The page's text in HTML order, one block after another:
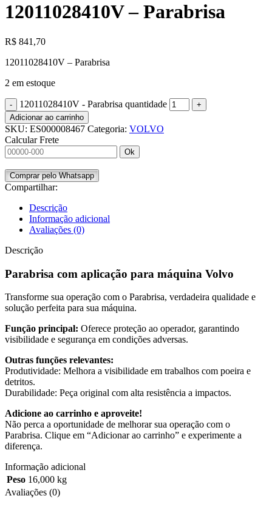
12011028410V – Parabrisa
R$ 841,70
12011028410V – Parabrisa
2 em estoque
12011028410V - Parabrisa quantidade
Adicionar ao carrinho
SKU: ES000008467 Categoria: VOLVO
Calcular Frete
Ok
Comprar pelo Whatsapp
Compartilhar:
Descrição
Informação adicional
Avaliações (0)
Descrição
Parabrisa com aplicação para máquina Volvo
Transforme sua operação com o Parabrisa, verdadeira qualidade e
solução perfeita para sua máquina.
Função principal: Oferece proteção ao operador, garantindo
visibilidade e segurança em condições adversas.
Outras funções relevantes:
Produtividade: Melhora a visibilidade em trabalhos com poeira e
detritos.
Durabilidade: Peça original com alta resistência a impactos.
Adicione ao carrinho e aproveite!
Não perca a oportunidade de melhorar sua operação com o
Parabrisa. Clique em “Adicionar ao carrinho” e experimente a
diferença.
Informação adicional
Peso 16,000 kg
Avaliações (0)